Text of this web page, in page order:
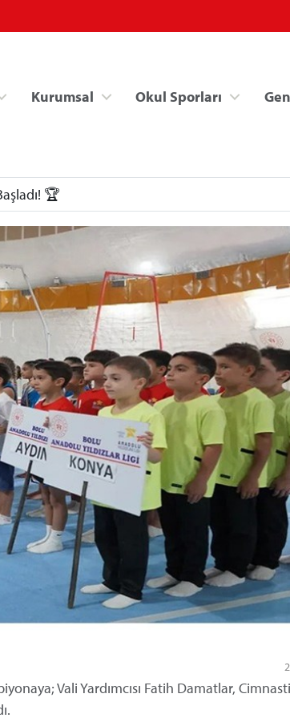
Kurumsal Okul Sporları
🏆
Vali Yardımcısı Fatih Damatlar,
Kredi/Yurt İşlemleri